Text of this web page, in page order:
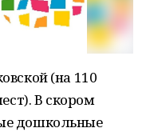
(на 110
В скором
дошкольные